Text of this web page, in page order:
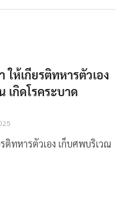
ห้เกียรติทหารตัวเอง
กิดโรคระบาด
ติทหารตัวเอง เก็บศพบริเวณ